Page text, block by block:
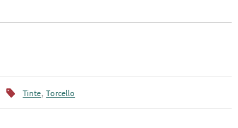
Tinte,Torcello